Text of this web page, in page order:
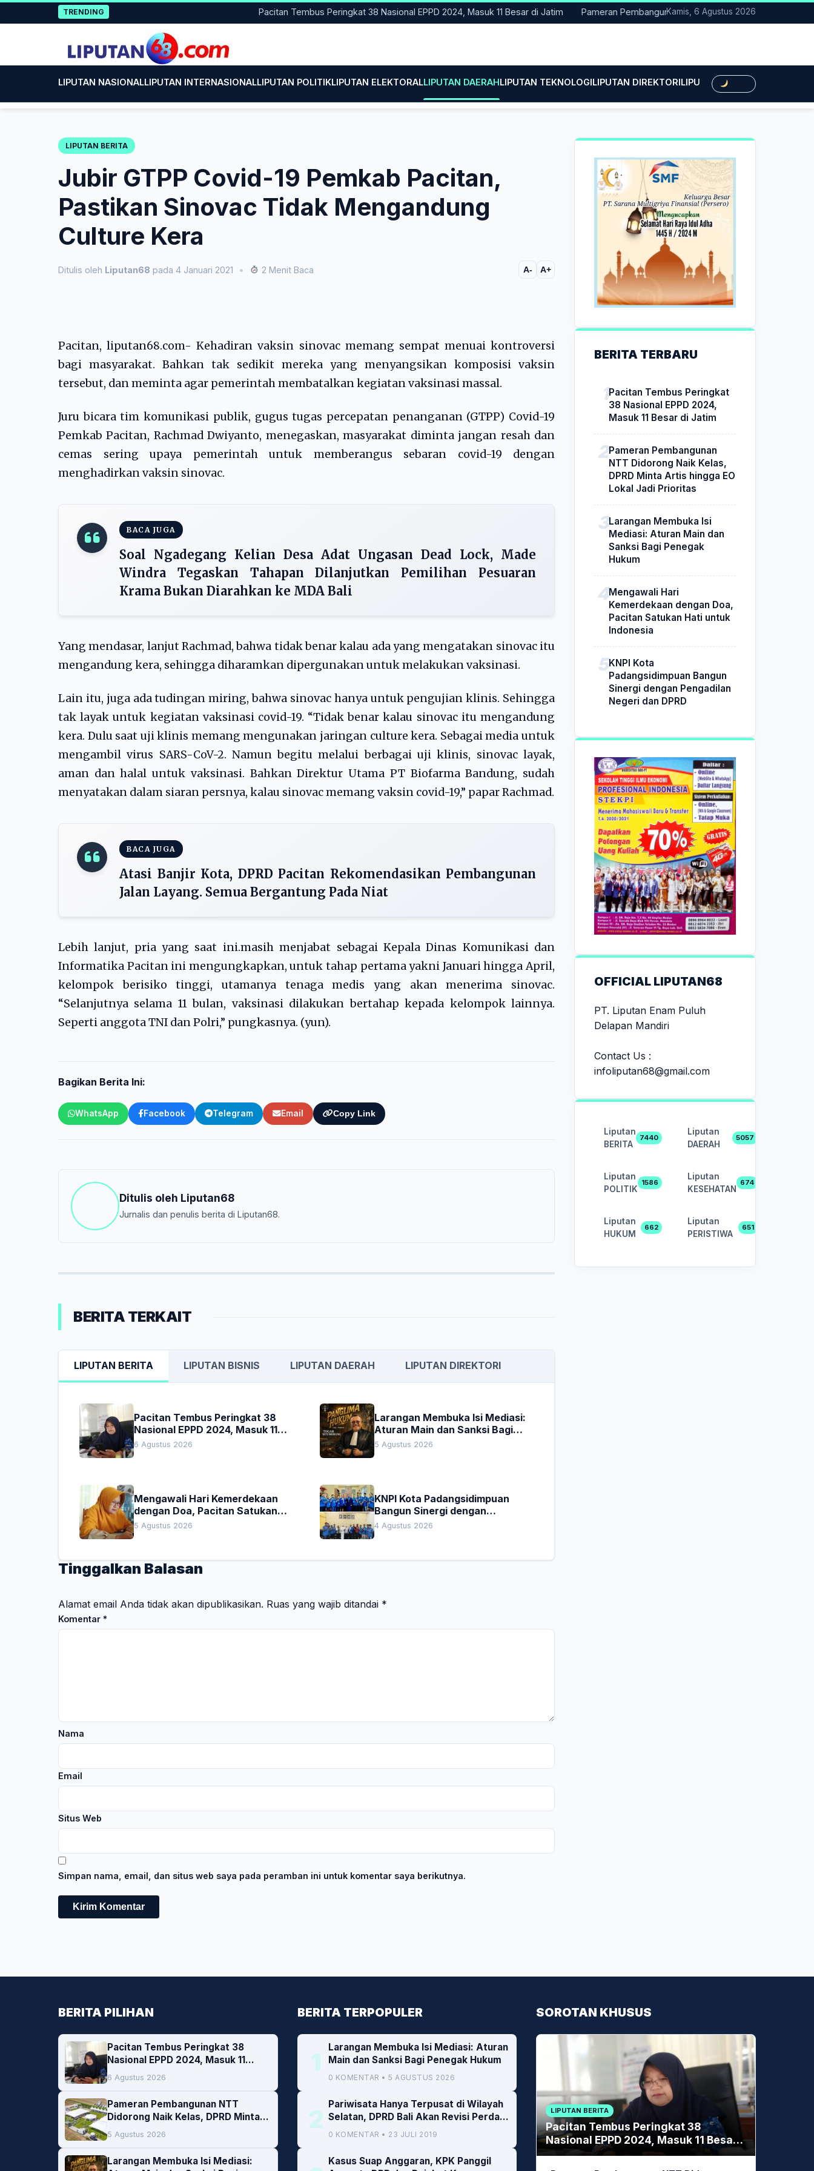
to
TRENDING Pacitan Tembus Peringkat 38 Nasional EPPD 2024, Masuk 11 Besar di Jatim Pameran Pembangunan NTT Didorong Naik Kelas, DPRD
Kamis, 6 Agustus 2026
LIPUTAN NASIONALLIPUTAN INTERNASIONALLIPUTAN POLITIKLIPUTAN ELEKTORALLIPUTAN DAERAHLIPUTAN TEKNOLOGILIPUTAN DIREKTORILIPUTAN HUKUMLIPUTAN
LIPUTAN BERITA
Jubir GTPP Covid-19 Pemkab Pacitan,
Pastikan Sinovac Tidak Mengandung
Culture Kera
Ditulis oleh Liputan68 pada 4 Januari 2021 • 2 Menit Baca A- A+
Pacitan, liputan68.com- Kehadiran vaksin sinovac memang sempat menuai kontroversi
bagi masyarakat. Bahkan tak sedikit mereka yang menyangsikan komposisi vaksin
tersebut, dan meminta agar pemerintah membatalkan kegiatan vaksinasi massal.
Juru bicara tim komunikasi publik, gugus tugas percepatan penanganan (GTPP) Covid-19
Pemkab Pacitan, Rachmad Dwiyanto, menegaskan, masyarakat diminta jangan resah dan
cemas sering upaya pemerintah untuk memberangus sebaran covid-19 dengan
menghadirkan vaksin sinovac.
BACA JUGA
Soal Ngadegang Kelian Desa Adat Ungasan Dead Lock, Made
Windra Tegaskan Tahapan Dilanjutkan Pemilihan Pesuaran
Krama Bukan Diarahkan ke MDA Bali
Yang mendasar, lanjut Rachmad, bahwa tidak benar kalau ada yang mengatakan sinovac itu
mengandung kera, sehingga diharamkan dipergunakan untuk melakukan vaksinasi.
Lain itu, juga ada tudingan miring, bahwa sinovac hanya untuk pengujian klinis. Sehingga
tak layak untuk kegiatan vaksinasi covid-19. “Tidak benar kalau sinovac itu mengandung
kera. Dulu saat uji klinis memang mengunakan jaringan culture kera. Sebagai media untuk
mengambil virus SARS-CoV-2. Namun begitu melalui berbagai uji klinis, sinovac layak,
aman dan halal untuk vaksinasi. Bahkan Direktur Utama PT Biofarma Bandung, sudah
menyatakan dalam siaran persnya, kalau sinovac memang vaksin covid-19,” papar Rachmad.
BACA JUGA
Atasi Banjir Kota, DPRD Pacitan Rekomendasikan Pembangunan
Jalan Layang. Semua Bergantung Pada Niat
Lebih lanjut, pria yang saat ini.masih menjabat sebagai Kepala Dinas Komunikasi dan
Informatika Pacitan ini mengungkapkan, untuk tahap pertama yakni Januari hingga April,
kelompok berisiko tinggi, utamanya tenaga medis yang akan menerima sinovac.
“Selanjutnya selama 11 bulan, vaksinasi dilakukan bertahap kepada kelompok lainnya.
Seperti anggota TNI dan Polri,” pungkasnya. (yun).
Bagikan Berita Ini:
WhatsApp Facebook Telegram Email Copy Link
Ditulis oleh Liputan68
Jurnalis dan penulis berita di Liputan68.
BERITA TERKAIT
LIPUTAN BERITA LIPUTAN BISNIS LIPUTAN DAERAH LIPUTAN DIREKTORI
Pacitan Tembus Peringkat 38
Nasional EPPD 2024, Masuk 11
Besar di Jatim
6 Agustus 2026
Larangan Membuka Isi Mediasi:
Aturan Main dan Sanksi Bagi
Penegak Hukum
5 Agustus 2026
Mengawali Hari Kemerdekaan
dengan Doa, Pacitan Satukan
Hati untuk Indonesia
5 Agustus 2026
KNPI Kota Padangsidimpuan
Bangun Sinergi dengan
Pengadilan Negeri dan DPRD
4 Agustus 2026
Tinggalkan Balasan
Alamat email Anda tidak akan dipublikasikan. Ruas yang wajib ditandai *
Komentar *
Nama
Email
Situs Web
Simpan nama, email, dan situs web saya pada peramban ini untuk komentar saya berikutnya.
BERITA TERBARU
Pacitan Tembus Peringkat
38 Nasional EPPD 2024,
Masuk 11 Besar di Jatim
Pameran Pembangunan
NTT Didorong Naik Kelas,
DPRD Minta Artis hingga EO
Lokal Jadi Prioritas
Larangan Membuka Isi
Mediasi: Aturan Main dan
Sanksi Bagi Penegak
Hukum
Mengawali Hari
Kemerdekaan dengan Doa,
Pacitan Satukan Hati untuk
Indonesia
KNPI Kota
Padangsidimpuan Bangun
Sinergi dengan Pengadilan
Negeri dan DPRD
OFFICIAL LIPUTAN68
PT. Liputan Enam Puluh
Delapan Mandiri
Contact Us :
infoliputan68@gmail.com
Liputan
BERITA
7440
Liputan
DAERAH
5057
Liputan
POLITIK
1586
Liputan
KESEHATAN
674
Liputan
HUKUM
662
Liputan
PERISTIWA
651
BERITA PILIHAN
Pacitan Tembus Peringkat 38
Nasional EPPD 2024, Masuk 11
Besar di Jatim
6 Agustus 2026
Pameran Pembangunan NTT
Didorong Naik Kelas, DPRD Minta
Artis hingga EO Lokal Jadi
Prioritas
5 Agustus 2026
Larangan Membuka Isi Mediasi:
BERITA TERPOPULER
1
Larangan Membuka Isi Mediasi: Aturan
Main dan Sanksi Bagi Penegak Hukum
0 KOMENTAR • 5 AGUSTUS 2026
2
Pariwisata Hanya Terpusat di Wilayah
Selatan, DPRD Bali Akan Revisi Perda
RTRW
0 KOMENTAR • 23 JULI 2019
Kasus Suap Anggaran, KPK Panggil
SOROTAN KHUSUS
LIPUTAN BERITA
Pacitan Tembus Peringkat 38
Nasional EPPD 2024, Masuk 11 Besar
di Jatim